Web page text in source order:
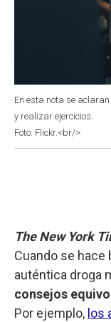
En esta nota se
y realizar ejercicios.
Foto: Flickr.<br/>
The New York
Cuando se hace
auténtica droga
consejos
Por ejemplo, los